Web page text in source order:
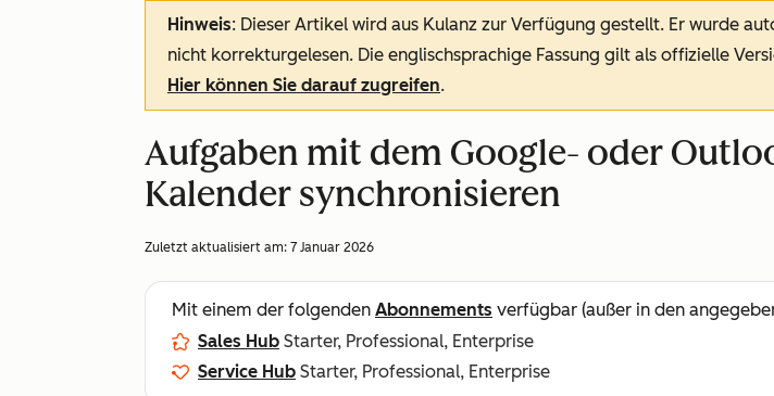
Hinweis: Dieser Artikel wird aus Kulanz zur Verfügung gestellt. Er wurde
nicht korrekturgelesen. Die englischsprachige Fassung gilt als offizielle
Hier können Sie darauf zugreifen.
Aufgaben mit dem Google- oder
Kalender synchronisieren
Zuletzt aktualisiert am: 7 Januar 2026
Mit einem der folgenden Abonnements verfügbar (außer in den
Sales Hub Starter, Professional, Enterprise
Service Hub Starter, Professional, Enterprise